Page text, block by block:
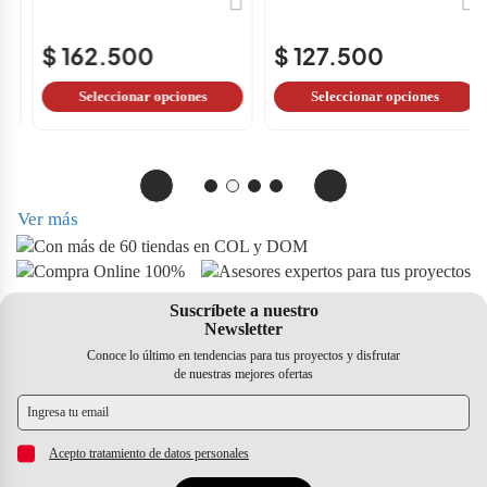
$ 127.500
Seleccionar opciones
Ver más
Suscríbete a nuestro
Newsletter
Conoce lo último en tendencias para tus proyectos y disfrutar
de nuestras mejores ofertas
Acepto tratamiento de datos personales